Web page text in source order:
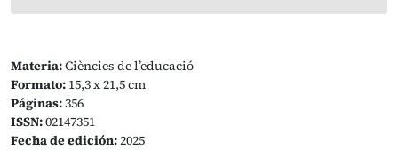
Materia:Ciències de l’educació
Formato: 15,3 x 21,5 cm
Páginas:356
ISSN:02147351
Fecha de edición:2025